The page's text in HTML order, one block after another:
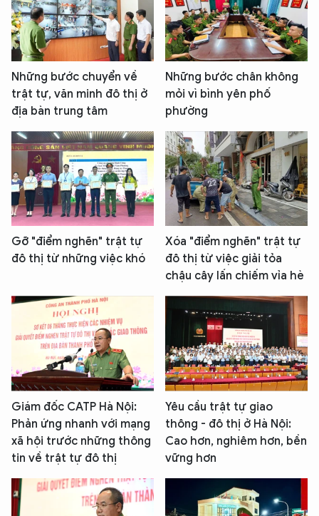
Những bước chuyển về
trật tự, văn minh đô thị ở
địa bàn trung tâm
Những bước chân không
mỏi vì bình yên phố
phường
Gỡ "điểm nghẽn" trật tự
đô thị từ những việc khó
Xóa "điểm nghẽn" trật tự
đô thị từ việc giải tỏa
chậu cây lấn chiếm vỉa hè
Giám đốc CATP Hà Nội:
Phản ứng nhanh với mạng
xã hội trước những thông
tin về trật tự đô thị
Yêu cầu trật tự giao
thông - đô thị ở Hà Nội:
Cao hơn, nghiêm hơn, bền
vững hơn